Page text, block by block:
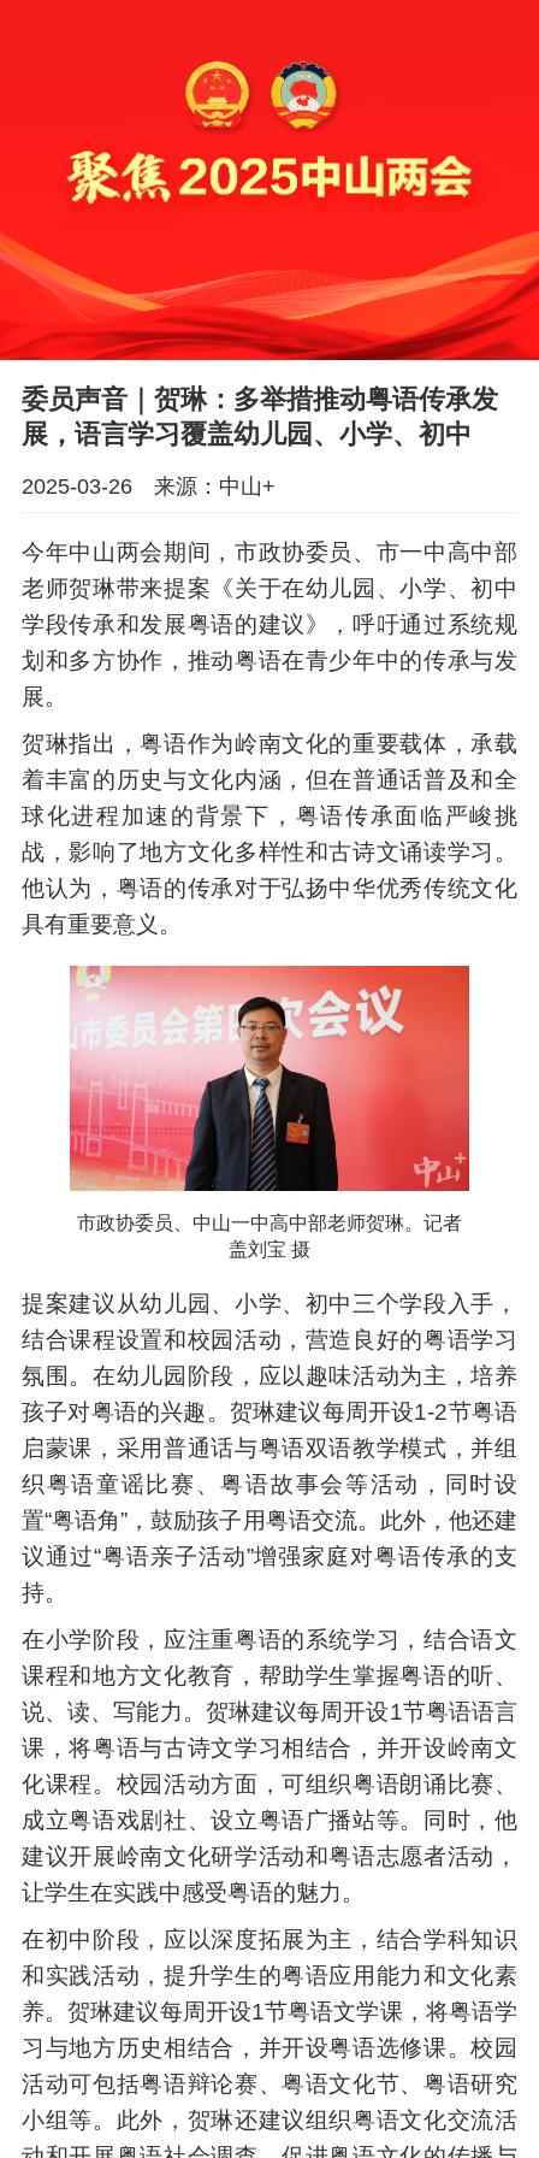
委员声音｜贺琳：多举措推动粤语传承发
展，语言学习覆盖幼儿园、小学、初中
2025-03-26 来源：中山+
今年中山两会期间，市政协委员、市一中高中部
老师贺琳带来提案《关于在幼儿园、小学、初中
学段传承和发展粤语的建议》，呼吁通过系统规
划和多方协作，推动粤语在青少年中的传承与发
展。
贺琳指出，粤语作为岭南文化的重要载体，承载
着丰富的历史与文化内涵，但在普通话普及和全
球化进程加速的背景下，粤语传承面临严峻挑
战，影响了地方文化多样性和古诗文诵读学习。
他认为，粤语的传承对于弘扬中华优秀传统文化
具有重要意义。
市政协委员、中山一中高中部老师贺琳。记者
盖刘宝 摄
提案建议从幼儿园、小学、初中三个学段入手，
结合课程设置和校园活动，营造良好的粤语学习
氛围。在幼儿园阶段，应以趣味活动为主，培养
孩子对粤语的兴趣。贺琳建议每周开设1-2节粤语
启蒙课，采用普通话与粤语双语教学模式，并组
织粤语童谣比赛、粤语故事会等活动，同时设
置“粤语角”，鼓励孩子用粤语交流。此外，他还建
议通过“粤语亲子活动”增强家庭对粤语传承的支
持。
在小学阶段，应注重粤语的系统学习，结合语文
课程和地方文化教育，帮助学生掌握粤语的听、
说、读、写能力。贺琳建议每周开设1节粤语语言
课，将粤语与古诗文学习相结合，并开设岭南文
化课程。校园活动方面，可组织粤语朗诵比赛、
成立粤语戏剧社、设立粤语广播站等。同时，他
建议开展岭南文化研学活动和粤语志愿者活动，
让学生在实践中感受粤语的魅力。
在初中阶段，应以深度拓展为主，结合学科知识
和实践活动，提升学生的粤语应用能力和文化素
养。贺琳建议每周开设1节粤语文学课，将粤语学
习与地方历史相结合，并开设粤语选修课。校园
活动可包括粤语辩论赛、粤语文化节、粤语研究
小组等。此外，贺琳还建议组织粤语文化交流活